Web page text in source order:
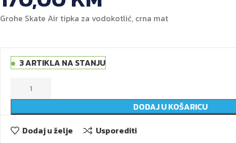
Grohe Skate Air tipka za vodokotlić, crna mat
3 ARTIKLA NA STANJU
DODAJ U KOŠARICU
Dodaj u želje
Usporediti